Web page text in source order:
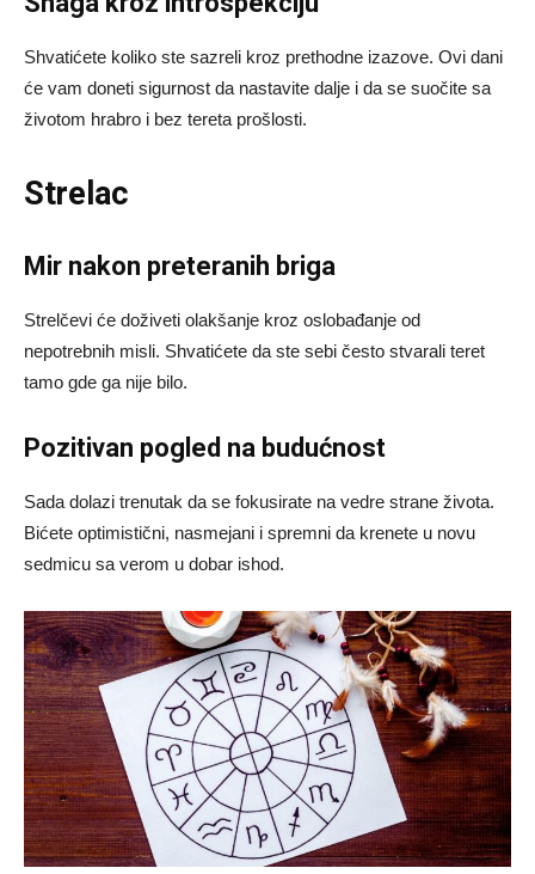
Shvatićete koliko ste sazreli kroz prethodne izazove. Ovi dani
će vam doneti sigurnost da nastavite dalje i da se suočite sa
životom hrabro i bez tereta prošlosti.
Strelac
Mir nakon preteranih briga
Strelčevi će doživeti olakšanje kroz oslobađanje od
nepotrebnih misli. Shvatićete da ste sebi često stvarali teret
tamo gde ga nije bilo.
Pozitivan pogled na budućnost
Sada dolazi trenutak da se fokusirate na vedre strane života.
Bićete optimistični, nasmejani i spremni da krenete u novu
sedmicu sa verom u dobar ishod.